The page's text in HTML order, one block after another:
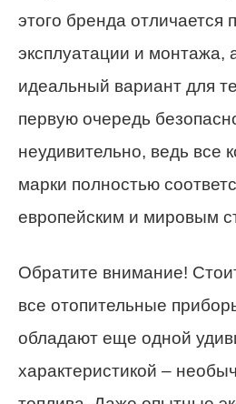
этого бренда отличается
эксплуатации и монтажа,
идеальный вариант для
первую очередь
неудивительно, ведь все
марки полностью
европейским и мировым
Обратите внимание!
все отопительные
обладают еще одной
характеристикой –